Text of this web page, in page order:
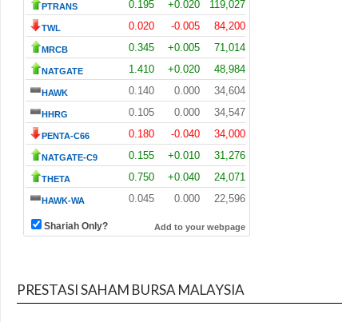
PRESTASI SAHAM BURSA MALAYSIA